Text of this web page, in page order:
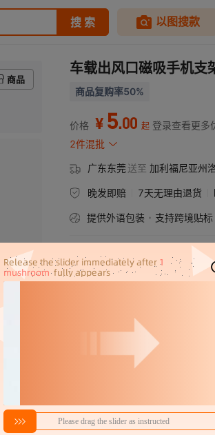
商品
车载出风口磁吸手机
商品复购率50%
价格 ¥ 5.00 起 登录查看更多
2件混批
广东东莞 送至 加利福尼亚州
晚发即赔 7天无理由退货
提供外语包装 支持跨境贴标
款式 黑色
1件价格￥5 官方仓退货